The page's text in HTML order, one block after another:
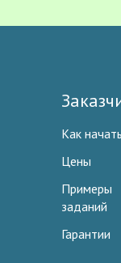
Как начать
Цены
Примеры
заданий
Гарантии